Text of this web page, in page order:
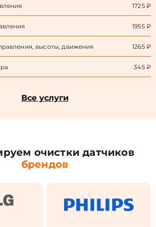
1725 ₽
1955 ₽
высоты, движения 1265 ₽
345 ₽
Все услуги
очистки датчиков
брендов